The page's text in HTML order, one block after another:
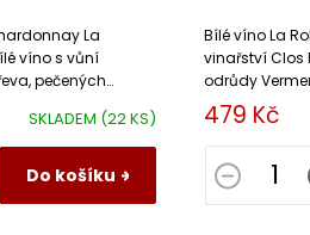
SKLADEM (22 KS)
Do košíku
La
víno s vůní
pečených
suché víno je
479 Kč
Bílé víno La
vinařství Clos
odrůdy
komplexní